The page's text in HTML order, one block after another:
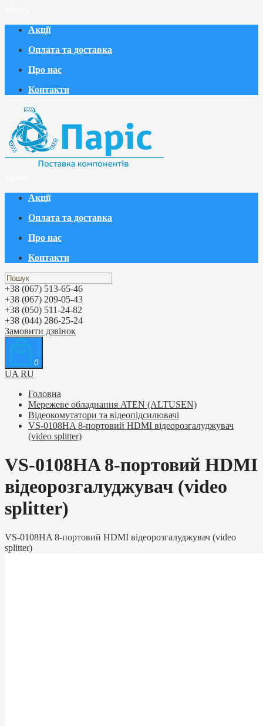
Акції
Оплата та доставка
Про нас
Контакти
Акції
Оплата та доставка
Про нас
Контакти
+38 (067) 513-65-46
+38 (067) 209-05-43
+38 (050) 511-24-82
+38 (044) 286-25-24
Замовити дзвінок
0
UA RU
Головна
Мережеве обладнання ATEN (ALTUSEN)
Відеокомутатори та відеопідсилювачі
VS-0108HA 8-портовий HDMI відеорозгалуджувач
(video splitter)
VS-0108HA 8-портовий HDMI
відеорозгалуджувач (video
splitter)
VS-0108HA 8-портовий HDMI відеорозгалуджувач (video
splitter)